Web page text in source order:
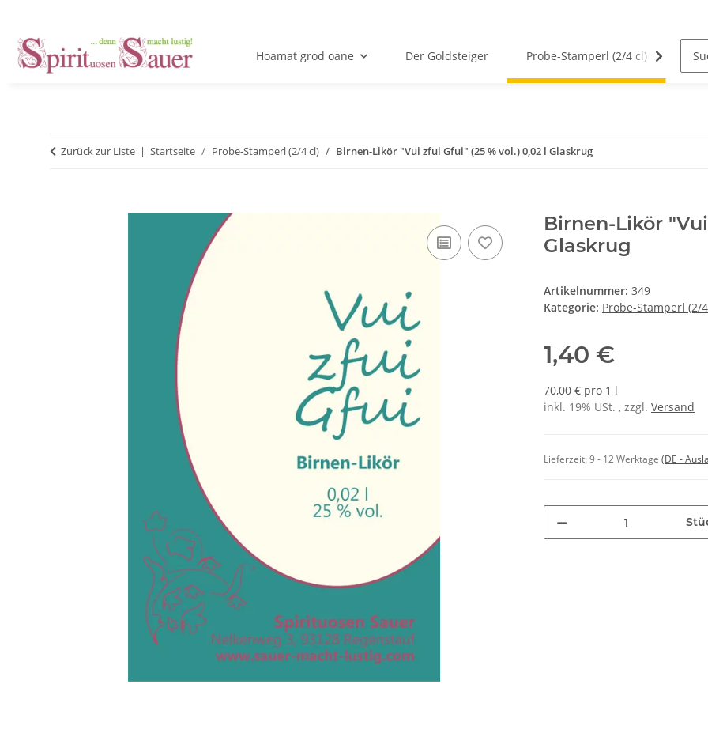
Hoamat grod oane Der Goldsteiger Probe-Stamperl (2/4 cl)
Zurück zur Liste Startseite Probe-Stamperl (2/4 cl) Birnen-Likör "Vui zfui Gfui" (25 % vol.) 0,02 l Glaskrug
Birnen-Likör
Glaskrug
Artikelnummer: 349
Kategorie: Probe-Stamperl (2/
1,40 €
70,00 € pro 1 l
inkl. 19% USt. , zzgl. Versand
Lieferzeit:9 - 12 Werktage (DE -